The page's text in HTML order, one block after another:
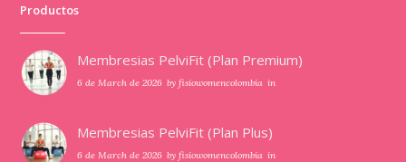
Productos
Membresias PelviFit (Plan Premium)
6 de March de 2026 byfisiowomencolombia in
Membresias PelviFit (Plan Plus)
6 de March de 2026 byfisiowomencolombia in